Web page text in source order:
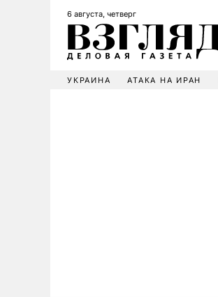
6 августа, четверг
УКРАИНА АТАКА НА ИРАН